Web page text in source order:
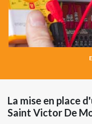
La mise en place
Saint Victor De